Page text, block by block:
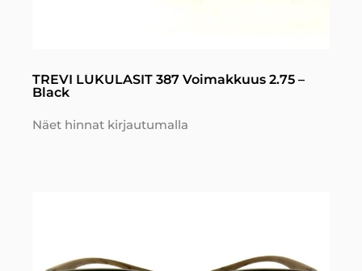
TREVI LUKULASIT 387 Voimakkuus 2.75 –
Black
Näet hinnat kirjautumalla